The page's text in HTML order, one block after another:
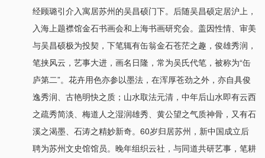
经顾璐引介入寓居苏州的吴昌硕门下。后随吴昌硕定居沪上，
入海上题襟馆金石书画会和上海书画研究会。盖因性情、审美
与吴昌硕极为投契，下笔辄有缶翁金石苍茫之趣，俊雄秀润，
笔挟风云，艺事大进，画名日隆，常为吴氏代笔，被称为“缶
庐第二”。花卉用色亦参以墨法，在浑厚苍劲之外，亦自具俊
逸秀润、古艳明快之质；山水取法元清，中年后山水即有云西
之疏秀简淡、梅道人之湿润雄秀、黄公望之气质神骨，又有石
溪之渴墨、石涛之精妙新奇。60岁归居苏州，新中国成立后
聘为苏州文史馆馆员。晚年组织云社，与同道共研艺事，笔耕